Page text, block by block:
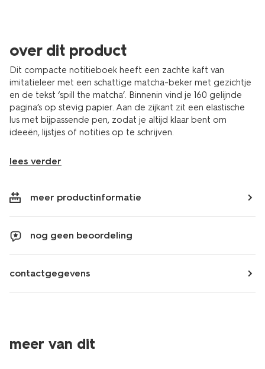
over dit product
Dit compacte notitieboek heeft een zachte kaft van
imitatieleer met een schattige matcha-beker met gezichtje
en de tekst ‘spill the matcha’. Binnenin vind je 160 gelijnde
pagina’s op stevig papier. Aan de zijkant zit een elastische
lus met bijpassende pen, zodat je altijd klaar bent om
ideeën, lijstjes of notities op te schrijven.
lees verder
meer productinformatie
nog geen beoordeling
contactgegevens
meer van dit
nieuw